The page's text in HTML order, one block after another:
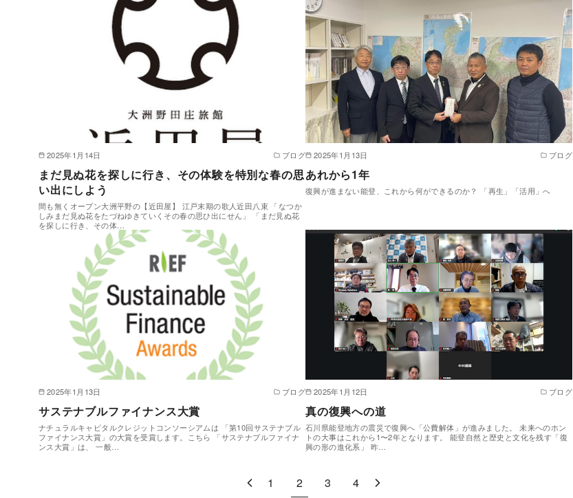
2025年1月14日 ブログ
まだ見ぬ花を探しに行き、その体験を特別な春の思
い出にしよう
間も無くオープン大洲平野の【近田屋】 江戸末期の歌人近田八束 「なつか
しみまだ見ぬ花をたづねゆきていくその春の思ひ出にせん」 「まだ見ぬ花
を探しに行き、その体…
2025年1月13日 ブログ
あれから1年
復興が進まない能登、これから何ができるのか？ 「再生」「活用」へ
2025年1月13日 ブログ
サステナブルファイナンス大賞
ナチュラルキャピタルクレジットコンソーシアムは 「第10回サステナブル
ファイナンス大賞」の大賞を受賞します。こちら 「サステナブルファイナ
ンス大賞」は、 一般…
2025年1月12日 ブログ
真の復興への道
石川県能登地方の震災で復興へ「公費解体」が進みました。 未来へのホン
トの大事はこれから1〜2年となります。 能登自然と歴史と文化を残す「復
興の形の進化系」 昨…
1 2 3 4